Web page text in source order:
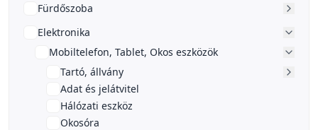
Fürdőszoba
Elektronika
Mobiltelefon, Tablet, Okos eszközök
Tartó, állvány
Adat és jelátvitel
Hálózati eszköz
Okosóra